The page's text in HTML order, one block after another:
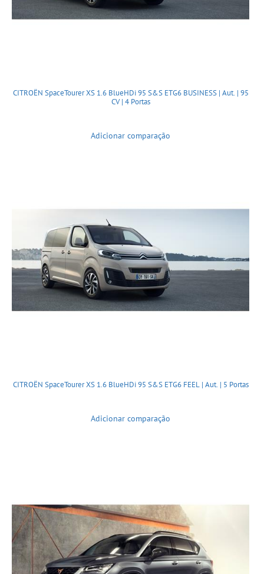
CITROËN SpaceTourer XS 1.6 BlueHDi 95 S&S ETG6 BUSINESS | Aut. | 95
CV | 4 Portas
Adicionar comparação
CITROËN SpaceTourer XS 1.6 BlueHDi 95 S&S ETG6 FEEL | Aut. | 5 Portas
Adicionar comparação